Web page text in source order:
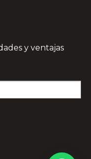
y ventajas